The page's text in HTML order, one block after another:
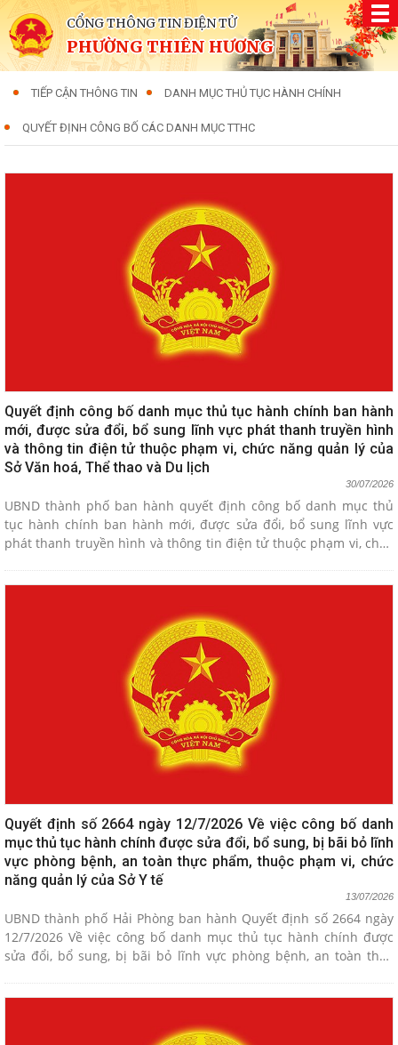
CỔNG THÔNG TIN ĐIỆN TỬ
PHƯỜNG THIÊN HƯƠNG
TIẾP CẬN THÔNG TIN DANH MỤC THỦ TỤC HÀNH CHÍNH
QUYẾT ĐỊNH CÔNG BỐ CÁC DANH MỤC TTHC
Quyết định công bố danh mục thủ tục hành chính ban hành
mới, được sửa đổi, bổ sung lĩnh vực phát thanh truyền hình
và thông tin điện tử thuộc phạm vi, chức năng quản lý của
Sở Văn hoá, Thể thao và Du lịch
30/07/2026
UBND thành phố ban hành quyết định công bố danh mục thủ
tục hành chính ban hành mới, được sửa đổi, bổ sung lĩnh vực
phát thanh truyền hình và thông tin điện tử thuộc phạm vi, chức
Quyết định số 2664 ngày 12/7/2026 Về việc công bố danh
mục thủ tục hành chính được sửa đổi, bổ sung, bị bãi bỏ lĩnh
vực phòng bệnh, an toàn thực phẩm, thuộc phạm vi, chức
năng quản lý của Sở Y tế
13/07/2026
UBND thành phố Hải Phòng ban hành Quyết định số 2664 ngày
12/7/2026 Về việc công bố danh mục thủ tục hành chính được
sửa đổi, bổ sung, bị bãi bỏ lĩnh vực phòng bệnh, an toàn thực